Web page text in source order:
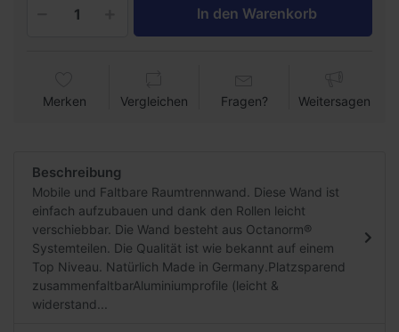
In den Warenkorb
Merken Vergleichen Fragen? Weitersagen
Beschreibung
Mobile und Faltbare Raumtrennwand. Diese Wand ist
einfach aufzubauen und dank den Rollen leicht
verschiebbar. Die Wand besteht aus Octanorm®
Systemteilen. Die Qualität ist wie bekannt auf einem
Top Niveau. Natürlich Made in Germany.Platzsparend
zusammenfaltbarAluminiumprofile (leicht &
widerstand...